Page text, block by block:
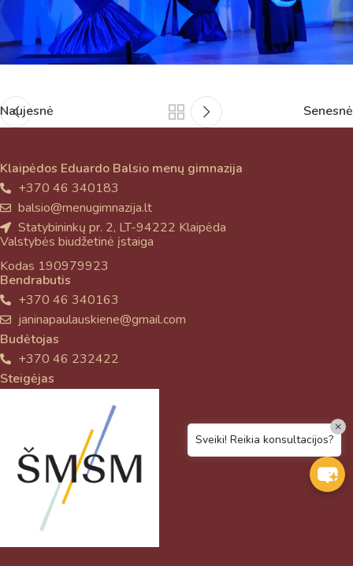
Naujesnė Senesnė
Klaipėdos Eduardo Balsio menų gimnazija
+370 46 340183
balsio@menugimnazija.lt
Statybininkų pr. 2, LT-94222 Klaipėda
Valstybės biudžetinė įstaiga
Kodas 190979923
Bendrabutis
+370 46 340163
janinapaulauskiene@gmail.com
Budėtojas
+370 46 232422
Steigėjas
Sveiki! Reikia konsultacijos?
×